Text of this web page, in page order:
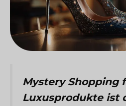
Mystery Shopping
Luxusprodukte ist